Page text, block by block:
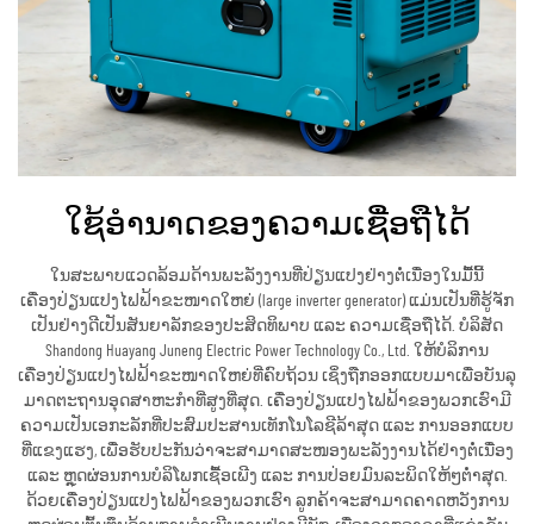
ໃຊ້ອຳນາດຂອງຄວາມເຊື່ອຖືໄດ້
ໃນສະພາບແວດລ້ອມດ້ານພະລັງງານທີ່ປ່ຽນແປງຢ່າງຕໍ່ເນື່ອງໃນມື້ນີ້
ເຄື່ອງປ່ຽນແປງໄຟຟ້າຂະໜາດໃຫຍ່ (large inverter generator) ແມ່ນເປັນທີ່ຮູ້ຈັກ
ເປັນຢ່າງດີເປັນສັນຍາລັກຂອງປະສິດທິພາບ ແລະ ຄວາມເຊື່ອຖືໄດ້. ບໍລິສັດ
Shandong Huayang Juneng Electric Power Technology Co., Ltd. ໃຫ້ບໍລິການ
ເຄື່ອງປ່ຽນແປງໄຟຟ້າຂະໜາດໃຫຍ່ທີ່ຄົບຖ້ວນ ເຊິ່ງຖືກອອກແບບມາເພື່ອບັນລຸ
ມາດຕະຖານອຸດສາຫະກຳທີ່ສູງທີ່ສຸດ. ເຄື່ອງປ່ຽນແປງໄຟຟ້າຂອງພວກເຮົາມີ
ຄວາມເປັນເອກະລັກທີ່ປະສົມປະສານເທັກໂນໂລຊີລ້າສຸດ ແລະ ການອອກແບບ
ທີ່ແຂງແຮງ, ເພື່ອຮັບປະກັນວ່າຈະສາມາດສະໜອງພະລັງງານໄດ້ຢ່າງຕໍ່ເນື່ອງ
ແລະ ຫຼຸດຜ່ອນການບໍລິໂພກເຊື້ອເພີງ ແລະ ການປ່ອຍມົນລະພິດໃຫ້ໆຕ່ຳສຸດ.
ດ້ວຍເຄື່ອງປ່ຽນແປງໄຟຟ້າຂອງພວກເຮົາ ລູກຄ້າຈະສາມາດຄາດຫວັງການ